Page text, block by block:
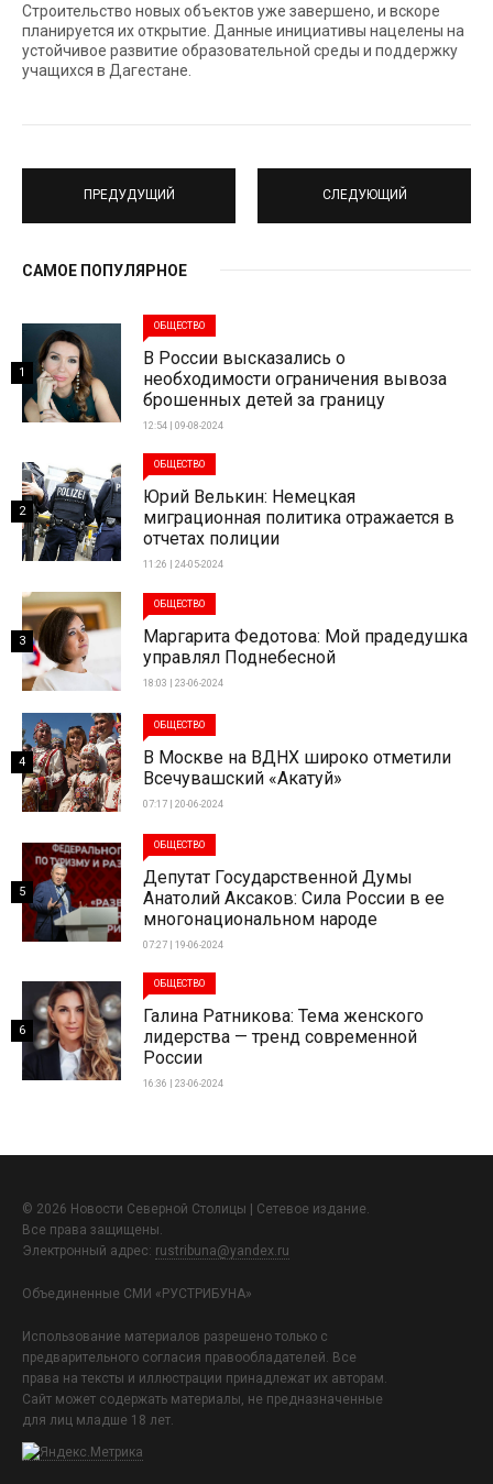
Строительство новых объектов уже завершено, и вскоре
планируется их открытие. Данные инициативы нацелены на
устойчивое развитие образовательной среды и поддержку
учащихся в Дагестане.
ПРЕДУДУЩИЙ СЛЕДУЮЩИЙ
САМОЕ ПОПУЛЯРНОЕ
ОБЩЕСТВО
В России высказались о
необходимости ограничения вывоза
брошенных детей за границу
12:54 | 09-08-2024
1
ОБЩЕСТВО
Юрий Велькин: Немецкая
миграционная политика отражается в
отчетах полиции
11:26 | 24-05-2024
2
ОБЩЕСТВО
Маргарита Федотова: Мой прадедушка
управлял Поднебесной
18:03 | 23-06-2024
3
ОБЩЕСТВО
В Москве на ВДНХ широко отметили
Всечувашский «Акатуй»
07:17 | 20-06-2024
4
ОБЩЕСТВО
Депутат Государственной Думы
Анатолий Аксаков: Сила России в ее
многонациональном народе
07:27 | 19-06-2024
5
ОБЩЕСТВО
Галина Ратникова: Тема женского
лидерства — тренд современной
России
16:36 | 23-06-2024
6
© 2026 Новости Северной Столицы | Сетевое издание.
Все права защищены.
Электронный адрес: rustribuna@yandex.ru
Объединенные СМИ «РУСТРИБУНА»
Использование материалов разрешено только с
предварительного согласия правообладателей. Все
права на тексты и иллюстрации принадлежат их авторам.
Сайт может содержать материалы, не предназначенные
для лиц младше 18 лет.